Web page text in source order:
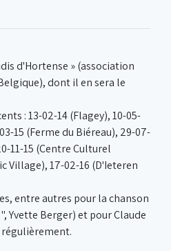
d'Hortense » (association
dont il en sera le
: 13-02-14 (Flagey), 10-05-
15 (Ferme du Biéreau), 29-07-
11-15 (Centre Culturel
Village), 17-02-16 (D'Ieteren
entre autres pour la chanson
Yvette Berger) et pour Claude
régulièrement.